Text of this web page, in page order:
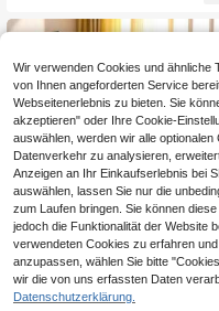
schdekoration, Topfkorb Blume,
essabbau Zusammenbau
sene Frauen, Freundschaftstag
Frauen, Valentinstag,
schenk,
600 Stücke chinesische
ze Bauklötze für Erwachsene,
sabbau Puzzle, süße Haki
1 übrig
Wir verwenden Cookies und ähnliche
von Ihnen angeforderten Service
Webseitenerlebnis zu bieten. Sie
akzeptieren" oder Ihre Cookie-
auswählen, werden wir alle
Datenverkehr zu analysieren,
Anzeigen an Ihr Einkaufserlebnis bei
auswählen, lassen Sie nur die
zum Laufen bringen. Sie können
jedoch die Funktionalität der Website
verwendeten Cookies zu erfahren
anzupassen, wählen Sie bitte
wir die von uns erfassten Daten
Datenschutzerklärung.